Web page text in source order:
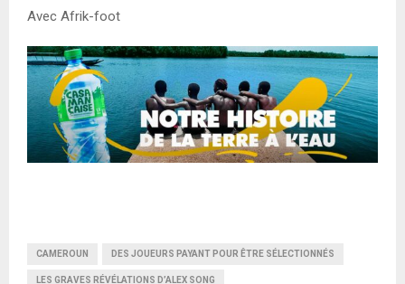
Avec Afrik-foot
CAMEROUN DES JOUEURS PAYANT POUR ÊTRE SÉLECTIONNÉS
LES GRAVES RÉVÉLATIONS D’ALEX SONG